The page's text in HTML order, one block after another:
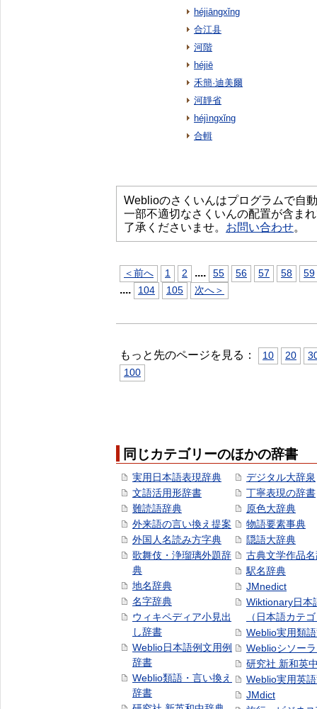
héjiāngxǐng
合江县
河階
héjiē
禾簡·迪美爾
河靜省
héjìngxǐng
合輯
Weblioのさくいんはプログラムで自
一部不適切なさくいんの配置が含ま
了承くださいませ。 お問い合わせ。
＜前へ 1 2 .... 55 56 57 58 59
.... 104 105 次へ＞
もっと先のページを見る： 10 20
100
同じカテゴリーのほかの辞書
実用日本語表現辞典
文語活用形辞書
難読語辞典
外来語の言い換え提案
外国人名読み方字典
歌舞伎・浄瑠璃外題辞
典
地名辞典
名字辞典
ウィキペディア小見出
し辞書
Weblio日本語例文用例
辞書
Weblio類語・言い換え
辞書
デジタル大辞泉
丁寧表現の辞書
原色大辞典
物語要素事典
隠語大辞典
古典文学作品
駅名辞典
JMnedict
Wiktionary日本
（日本語カテ
Weblio実用類
Weblioシソー
研究社 新和英
Weblio実用英
JMdict